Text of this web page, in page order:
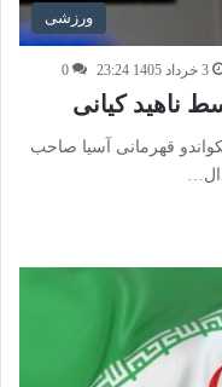
ورزشی
3 خرداد 1405 23:24 0
ناهید کیانی
مسابقات تکواندو قهرمانی آسیا صاحب